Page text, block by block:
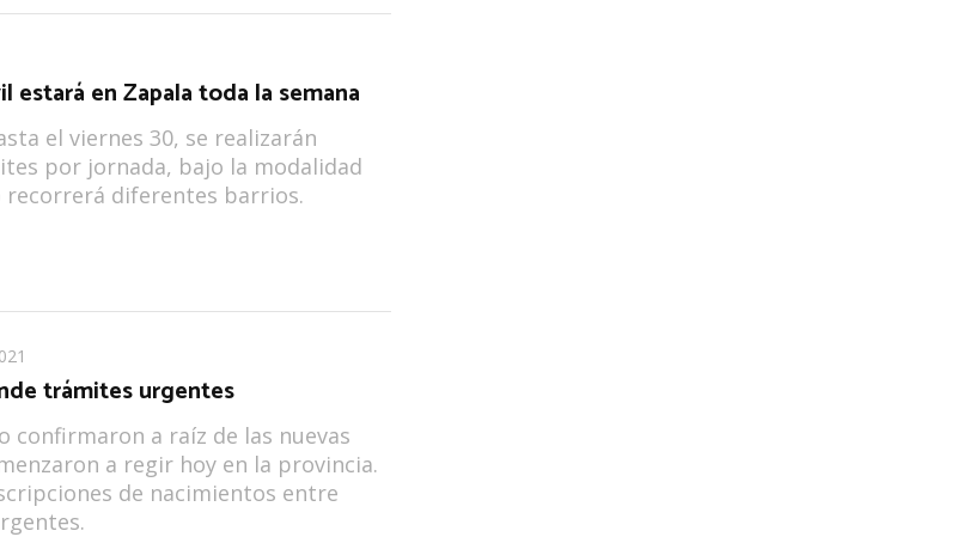
estará en Zapala toda la semana
el viernes 30, se realizarán
por jornada, bajo la modalidad
recorrerá diferentes barrios.
trámites urgentes
confirmaron a raíz de las nuevas
a regir hoy en la provincia.
de nacimientos entre